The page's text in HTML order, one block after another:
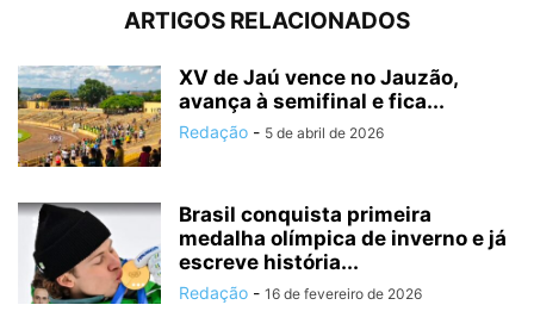
ARTIGOS RELACIONADOS
XV de Jaú vence no Jauzão,
avança à semifinal e fica...
Redação - 5 de abril de 2026
Brasil conquista primeira
medalha olímpica de inverno e já
escreve história...
Redação - 16 de fevereiro de 2026